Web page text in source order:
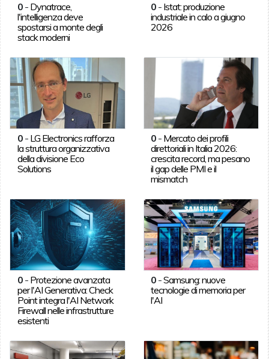
0- Dynatrace,
l'intelligenza deve
spostarsi a monte degli
stack moderni
0 - Istat: produzione
industriale in calo a giugno
2026
0- LG Electronics rafforza
la struttura organizzativa
della divisione Eco
Solutions
0 - Mercato dei profili
direttoriali in Italia 2026:
crescita record, ma pesano
il gap delle PMI e il
mismatch
0- Protezione avanzata
per l'AI Generativa: Check
Point integra l'AI Network
Firewall nelle infrastrutture
esistenti
0 -Samsung: nuove
tecnologie di memoria per
l'AI